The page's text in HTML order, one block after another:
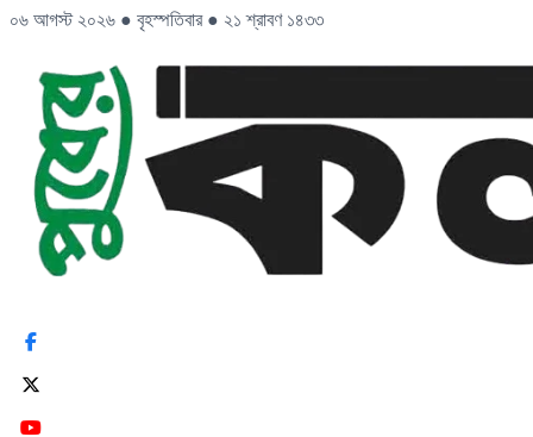
০৬ আগস্ট ২০২৬ ● বৃহস্পতিবার ● ২১ শ্রাবণ ১৪৩৩